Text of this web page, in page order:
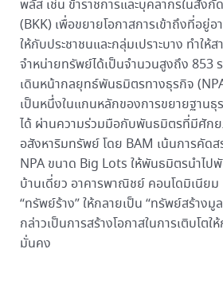
พลัส เช่น ข้าราชการและบุคลากรในสัง
(BKK) เพื่อขยายโอกาสการเข้าถึงที่อยู่อ
ให้กับประชาชนและกลุ่มเปราะบาง ทำให้
จำหน่ายทรัพย์ได้เป็นจำนวนสูงถึง 853
เดินหน้ากลยุทธ์พันธมิตรทางธุรกิจ
เป็นหนึ่งในแกนหลักของการขยายฐานธุ
ได้ ผ่านความร่วมมือกับพันธมิตรที่มีศัก
อสังหาริมทรัพย์ โดย BAM เน้นการคัดส
NPA ขนาด Big Lots ให้พันธมิตรนำไป
บ้านเดี่ยว อาคารพาณิชย์ คอนโดมิเนียม
“ทรัพย์ร้าง” ให้กลายเป็น “ทรัพย์สร้าง
กล่าวเป็นการสร้างโอกาสในการเติบโตใ
มั่นคง